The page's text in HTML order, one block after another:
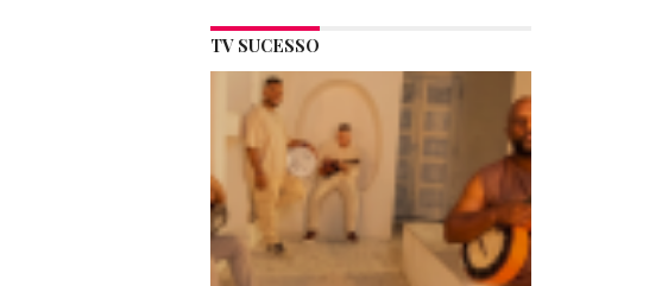
TV SUCESSO